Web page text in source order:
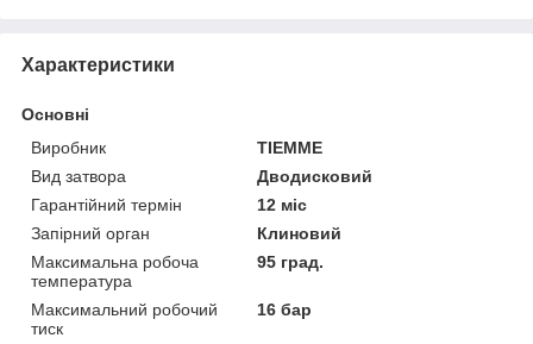
Характеристики
Основні
Виробник
TIEMME
Вид затвора
Дводисковий
Гарантійний термін
12 міс
Запірний орган
Клиновий
Максимальна робоча
температура
95 град.
Максимальний робочий
тиск
16 бар